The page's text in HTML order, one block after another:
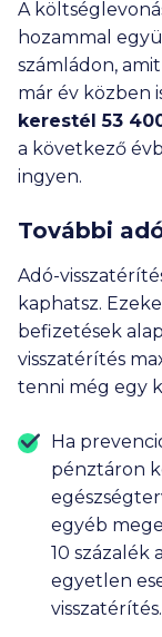
A
hozammal
számládon,
már év közben
kerestél53
a következő
ingyen.
További
Adó-
kaphatsz.
befizetések
visszatérítés
tenni még egy
Ha
pénztáron
egyéb
10 százalék
egyetlen
visszatérítés.